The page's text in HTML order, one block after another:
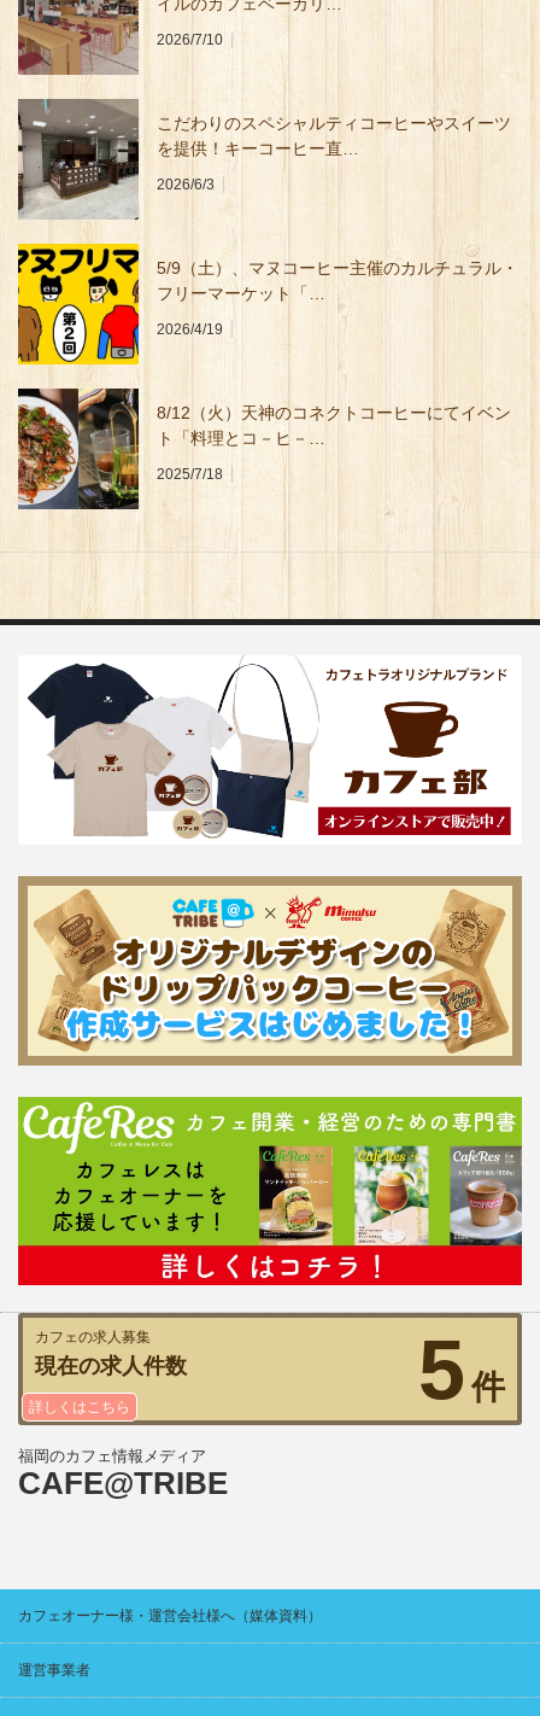
2026/7/10
こだわりのスペシャルティコーヒーやスイーツ
を提供！キーコーヒー直…
2026/6/3
5/9（⼟）、マヌコーヒー主催のカルチュラル・
フリーマーケット「…
2026/4/19
8/12（火）天神のコネクトコーヒーにてイベン
ト「料理とコ－ヒ－…
2025/7/18
カフェの求人募集
現在の求人件数 5 件
詳しくはこちら
福岡のカフェ情報メディア
CAFE@TRIBE
カフェオーナー様・運営会社様へ（媒体資料）
運営事業者